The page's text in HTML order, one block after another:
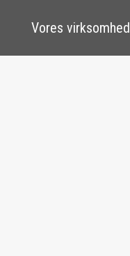
Vores virksomhed